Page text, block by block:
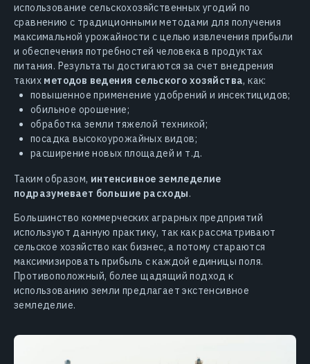
использование сельскохозяйственных угодий по
сравнению с традиционными методами для получения
максимальной урожайности с целью извлечения прибыли
и обеспечения потребностей человека в продуктах
питания. Результаты достигаются за счет внедрения
таких методов ведения сельского хозяйства, как:
повышенное применение удобрений и инсектицидов;
обильное орошение;
обработка земли тяжелой техникой;
посадка высокоурожайных видов;
расширение новых площадей и т.д.
Таким образом, интенсивное земледелие
подразумевает большие расходы.
Большинство коммерческих аграрных предприятий
используют данную практику, так как рассматривают
сельское хозяйство как бизнес, а потому стараются
максимизировать прибыль с каждой единицы поля.
Противоположный, более щадящий подход к
использованию земли предлагает экстенсивное
земледелие.